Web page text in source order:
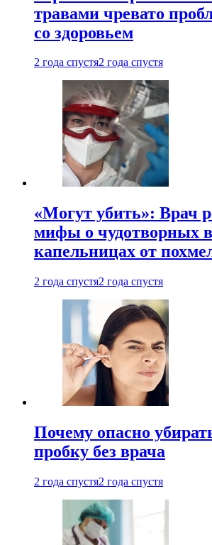
травами чревато
со здоровьем
2 года спустя2 года спустя
«Могут убить»: Врач
мифы о чудотворных
капельницах от
2 года спустя2 года спустя
Почему опасно
пробку без врача
2 года спустя2 года спустя